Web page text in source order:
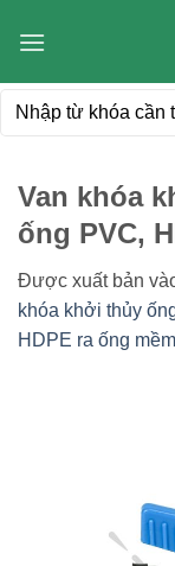
qua
dung
Tìm
Van khóa
ống PVC,
Được xuất bản
khóa khởi thủy
HDPE ra ống